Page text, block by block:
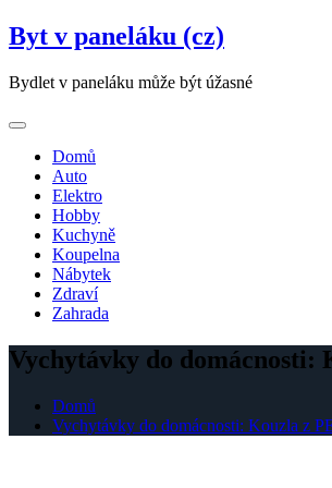
Skip
to
Byt v paneláku (cz)
Bydlet v paneláku může být úžasné
Domů
Auto
Elektro
Hobby
Kuchyně
Koupelna
Nábytek
Zdraví
Zahrada
Vychytávky do domácnosti:
Domů
Vychytávky do domácnosti: Kouzla z